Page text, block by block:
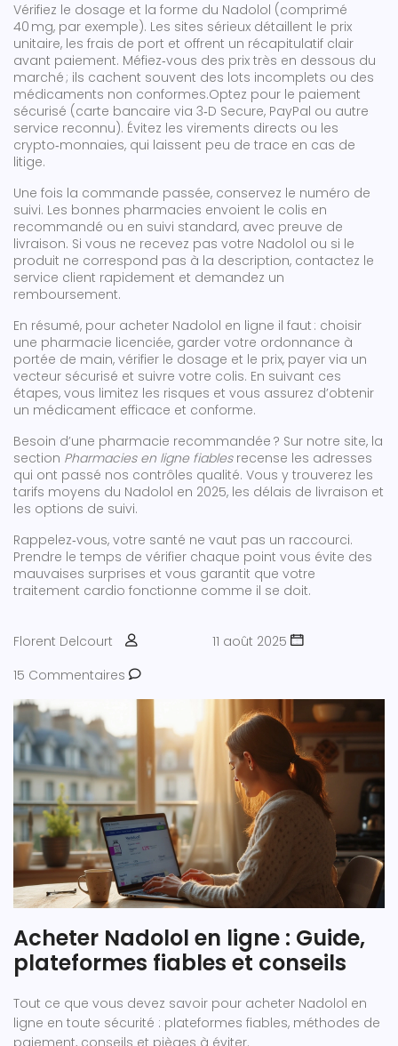
Vérifiez le dosage et la forme du Nadolol (comprimé
40 mg, par exemple). Les sites sérieux détaillent le prix
unitaire, les frais de port et offrent un récapitulatif clair
avant paiement. Méfiez‑vous des prix très en dessous du
marché ; ils cachent souvent des lots incomplets ou des
médicaments non conformes.Optez pour le paiement
sécurisé (carte bancaire via 3‑D Secure, PayPal ou autre
service reconnu). Évitez les virements directs ou les
crypto‑monnaies, qui laissent peu de trace en cas de
litige.
Une fois la commande passée, conservez le numéro de
suivi. Les bonnes pharmacies envoient le colis en
recommandé ou en suivi standard, avec preuve de
livraison. Si vous ne recevez pas votre Nadolol ou si le
produit ne correspond pas à la description, contactez le
service client rapidement et demandez un
remboursement.
En résumé, pour acheter Nadolol en ligne il faut : choisir
une pharmacie licenciée, garder votre ordonnance à
portée de main, vérifier le dosage et le prix, payer via un
vecteur sécurisé et suivre votre colis. En suivant ces
étapes, vous limitez les risques et vous assurez d’obtenir
un médicament efficace et conforme.
Besoin d’une pharmacie recommandée ? Sur notre site, la
section Pharmacies en ligne fiablesrecense les adresses
qui ont passé nos contrôles qualité. Vous y trouverez les
tarifs moyens du Nadolol en 2025, les délais de livraison et
les options de suivi.
Rappelez‑vous, votre santé ne vaut pas un raccourci.
Prendre le temps de vérifier chaque point vous évite des
mauvaises surprises et vous garantit que votre
traitement cardio fonctionne comme il se doit.
Florent Delcourt
11 août 2025
15 Commentaires
Acheter Nadolol en ligne : Guide,
plateformes fiables et conseils
Tout ce que vous devez savoir pour acheter Nadolol en
ligne en toute sécurité : plateformes fiables, méthodes de